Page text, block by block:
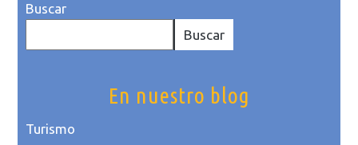
Buscar
Buscar
En nuestro blog
Turismo